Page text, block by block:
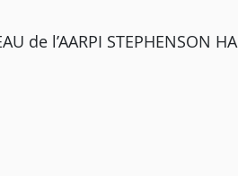
de l’AARPI STEPHENSON